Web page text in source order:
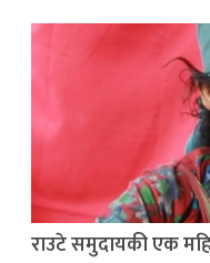
राउटे समुदायकी एक